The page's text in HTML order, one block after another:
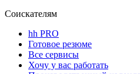
Соискателям
hh PRO
Готовое резюме
Все сервисы
Хочу у вас работать